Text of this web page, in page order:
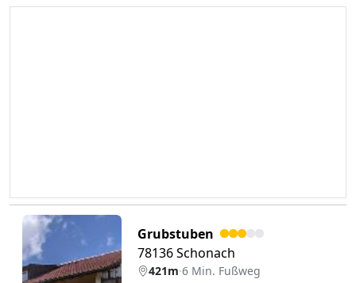
Grubstuben
78136 Schonach
421m·6 Min. Fußweg